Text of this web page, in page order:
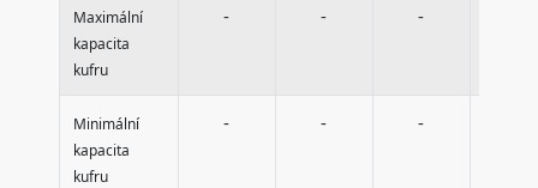
Maximální
kapacita
kufru
- - -
Minimální
kapacita
kufru
- - -